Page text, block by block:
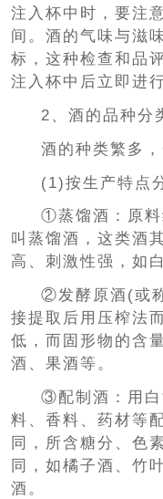
注入杯中时，要注
间。酒的气味与滋
标，这种检查和品
注入杯中后立即进行
2、酒的品种分
酒的种类繁多
(1)按生产特点
①蒸馏酒：原料
叫蒸馏酒，这类酒
高、刺激性强，如
②发酵原酒(或
接提取后用压榨法
低，而固形物的含
酒、果酒等。
③配制酒：用白
料、香料、药材等
同，所含糖分、色
同，如橘子酒、竹
酒。